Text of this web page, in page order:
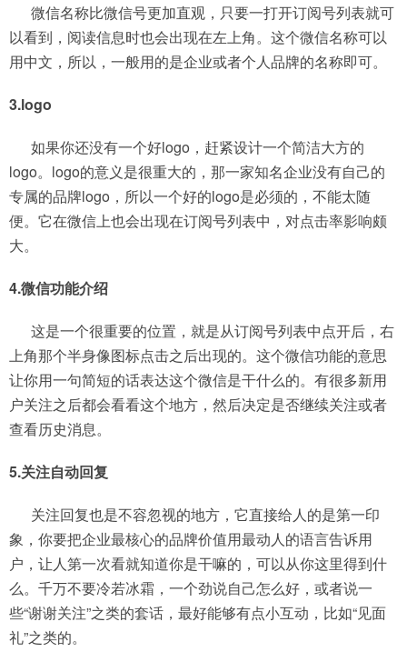
微信名称比微信号更加直观，只要一打开订阅号列表就可
以看到，阅读信息时也会出现在左上角。这个微信名称可以
用中文，所以，一般用的是企业或者个人品牌的名称即可。
3.logo
如果你还没有一个好logo，赶紧设计一个简洁大方的
logo。logo的意义是很重大的，那一家知名企业没有自己的
专属的品牌logo，所以一个好的logo是必须的，不能太随
便。它在微信上也会出现在订阅号列表中，对点击率影响颇
大。
4.微信功能介绍
这是一个很重要的位置，就是从订阅号列表中点开后，右
上角那个半身像图标点击之后出现的。这个微信功能的意思
让你用一句简短的话表达这个微信是干什么的。有很多新用
户关注之后都会看看这个地方，然后决定是否继续关注或者
查看历史消息。
5.关注自动回复
关注回复也是不容忽视的地方，它直接给人的是第一印
象，你要把企业最核心的品牌价值用最动人的语言告诉用
户，让人第一次看就知道你是干嘛的，可以从你这里得到什
么。千万不要冷若冰霜，一个劲说自己怎么好，或者说一
些“谢谢关注”之类的套话，最好能够有点小互动，比如“见面
礼”之类的。